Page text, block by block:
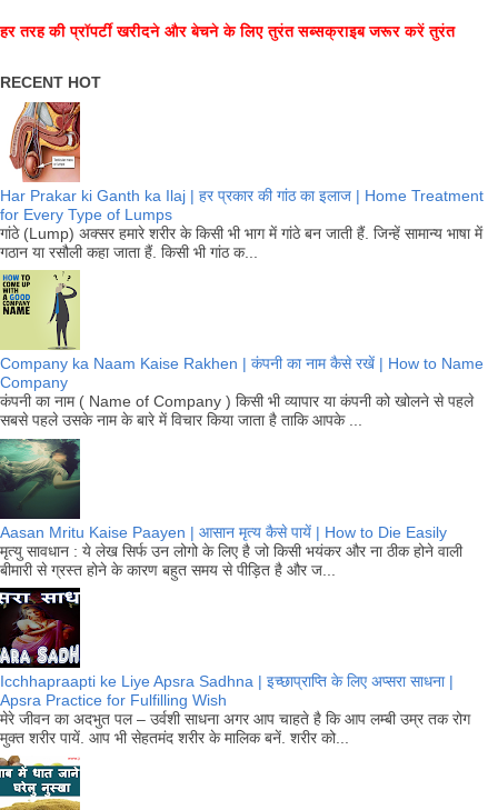
हर तरह की प्रॉपर्टी खरीदने और बेचने के लिए तुरंत सब्सक्राइब जरूर करें तुरंत
RECENT HOT
Har Prakar ki Ganth ka Ilaj | हर प्रकार की गांठ का इलाज | Home Treatment
for Every Type of Lumps
गांठे (Lump) अक्सर हमारे शरीर के किसी भी भाग में गांठे बन जाती हैं. जिन्हें सामान्य भाषा में
गठान या रसौली कहा जाता हैं. किसी भी गांठ क...
Company ka Naam Kaise Rakhen | कंपनी का नाम कैसे रखें | How to Name
Company
कंपनी का नाम ( Name of Company ) किसी भी व्यापार या कंपनी को खोलने से पहले
सबसे पहले उसके नाम के बारे में विचार किया जाता है ताकि आपके ...
Aasan Mritu Kaise Paayen | आसान मृत्य कैसे पायें | How to Die Easily
मृत्यु सावधान : ये लेख सिर्फ उन लोगो के लिए है जो किसी भयंकर और ना ठीक होने वाली
बीमारी से ग्रस्त होने के कारण बहुत समय से पीड़ित है और ज...
Icchhapraapti ke Liye Apsra Sadhna | इच्छाप्राप्ति के लिए अप्सरा साधना |
Apsra Practice for Fulfilling Wish
मेरे जीवन का अदभुत पल – उर्वशी साधना अगर आप चाहते है कि आप लम्बी उम्र तक रोग
मुक्त शरीर पायें. आप भी सेहतमंद शरीर के मालिक बनें. शरीर को...